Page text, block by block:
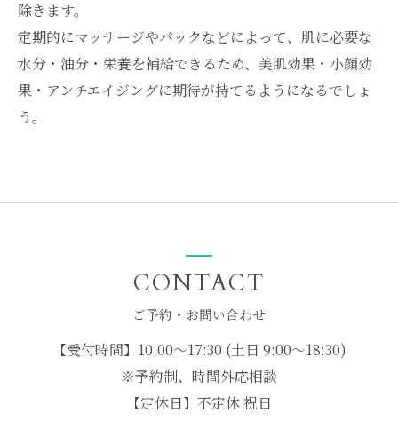
除きます。
定期的にマッサージやパックなどによって、肌に必要な
水分・油分・栄養を補給できるため、美肌効果・小顔効
果・アンチエイジングに期待が持てるようになるでしょ
う。
ご予約・お問い合わせ
CONTACT
【受付時間】10:00〜17:30 (土日 9:00〜18:30)
※予約制、時間外応相談
【定休日】不定休 祝日